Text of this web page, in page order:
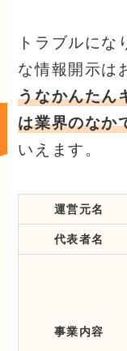
トラブルにな
な情報開示は
うなかんたん
は業界のなか
いえます。
運営元名
代表者名
事業内容